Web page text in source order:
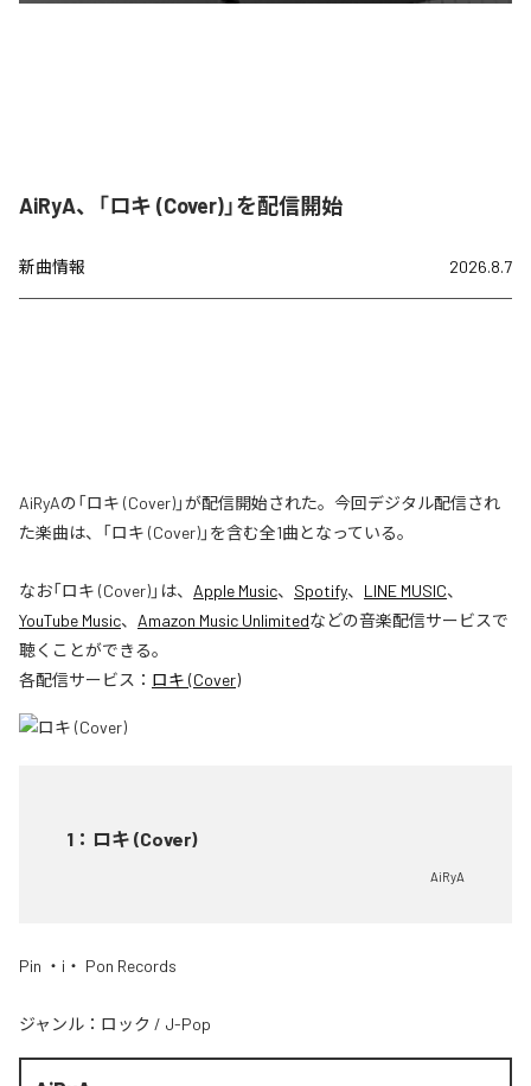
AiRyA、「ロキ (Cover)」を配信開始
新曲情報 2026.8.7
AiRyAの「ロキ (Cover)」が配信開始された。今回デジタル配信され
た楽曲は、「ロキ (Cover)」を含む全1曲となっている。
なお「ロキ (Cover)」は、 Apple Music、 Spotify、 LINE MUSIC、
YouTube Music、 Amazon Music Unlimitedなどの音楽配信サービスで
聴くことができる。
各配信サービス： ロキ (Cover)
1 ： ロキ (Cover)
AiRyA
Pin ・i・ Pon Records
ジャンル： ロック / J-Pop